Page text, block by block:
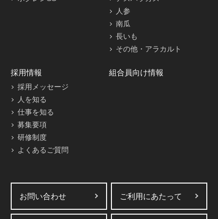
人参
南瓜
長いも
その他・アラカルト
採用情報
採用メッセージ
人を知る
仕事を知る
募集要項
研修制度
よくあるご質問
組合員向け情報
お問い合わせ ご利用にあたって